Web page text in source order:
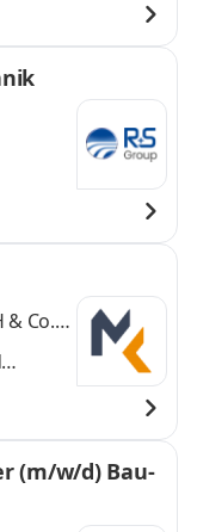
Co.
(m/w/d) Bau-